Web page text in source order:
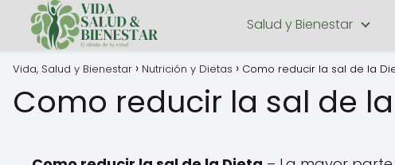
Salud y Bienestar
Vida, Salud y Bienestar Nutrición y Dietas Como reducir la sal de la
Como reducir la sal de